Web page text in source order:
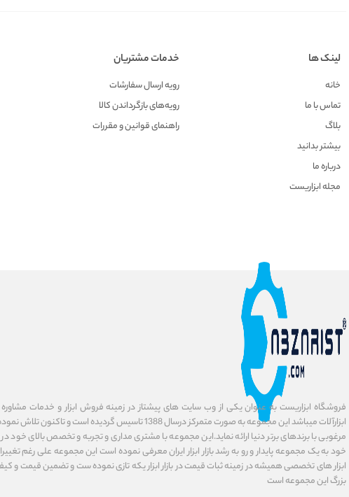
لینک ها
خانه
تماس با ما
بلاگ
بیشتر بدانید
درباره ما
مجله ابزاریست
خدمات مشتریان
رویه ارسال سفارشات
رویه‌های بازگرداندن کالا
راهنمای قوانین و مقررات
فروشگاه ابزاریست به عنوان یکی از وب سایت های پیشتاز در زمینه فروش ابزار و خدمات
ابزارآلات میباشد این مجموعه به صورت متمرکز درسال 1388 تاسیس گردیده
مرغوبی با برندهای برتر دنیا ارائه نماید.این مجموعه با مشتری مداری و تجربه و تخصص بالای خود در
خود به یک مجموعه پایدار و رو به رشد بازار ابزار ایران معرفی نموده است این مجموعه علی رغم
ابزار های تخصصی همیشه در زمینه ثبات قیمت در بازار ابزار یکه تازی نموده ست و تضمین قیمت و
بزرگ این مجموعه است